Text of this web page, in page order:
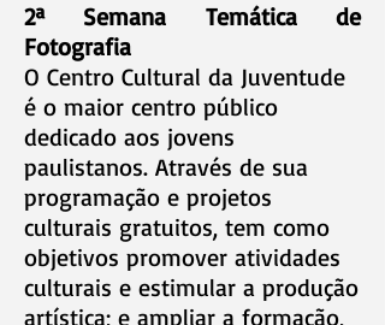
2ª Semana Temática de
Fotografia
O Centro Cultural da Juventude
é o maior centro público
dedicado aos jovens
paulistanos. Através de sua
programação e projetos
culturais gratuitos, tem como
objetivos promover atividades
culturais e estimular a produção
artística; e ampliar a formação,